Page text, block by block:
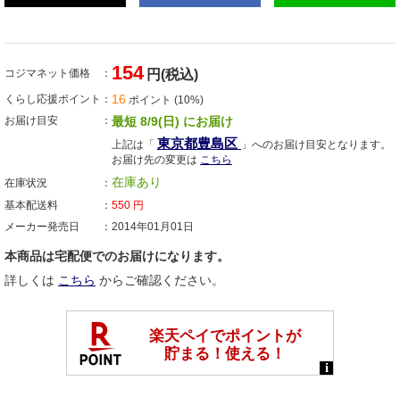
コジマネット価格 154 円(税込)
くらし応援ポイント 16 ポイント (10%)
お届け目安
最短 8/9(日) にお届け
上記は「 東京都豊島区 」へのお届け目安となります。
お届け先の変更は こちら
在庫状況
在庫あり
基本配送料 550 円
メーカー発売日
2014年01月01日
本商品は宅配便でのお届けになります。
詳しくは こちら からご確認ください。